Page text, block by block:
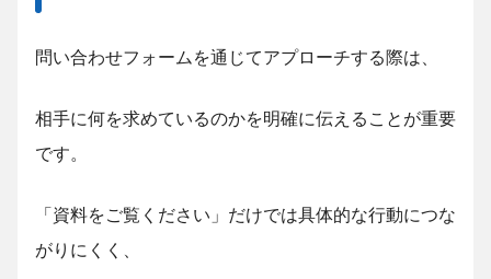
問い合わせフォームを通じてアプローチする際は、
相手に何を求めているのかを明確に伝えることが重要
です。
「資料をご覧ください」だけでは具体的な行動につな
がりにくく、